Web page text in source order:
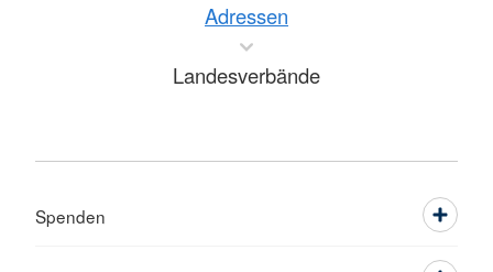
Adressen
Landesverbände
Spenden